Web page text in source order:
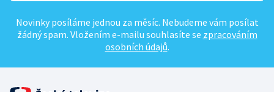
Novinky posíláme jednou za měsíc. Nebudeme vám posílat
žádný spam. Vložením e-mailu souhlasíte se zpracováním
osobních údajů.